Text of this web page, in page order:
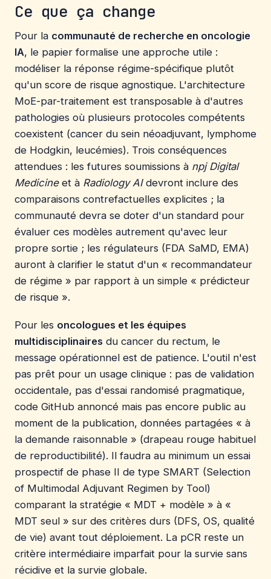
Ce que ça change
Pour la communauté de recherche en oncologie
IA, le papier formalise une approche utile :
modéliser la réponse régime-spécifique plutôt
qu'un score de risque agnostique. L'architecture
MoE-par-traitement est transposable à d'autres
pathologies où plusieurs protocoles compétents
coexistent (cancer du sein néoadjuvant, lymphome
de Hodgkin, leucémies). Trois conséquences
attendues : les futures soumissions à npj Digital
Medicineet à Radiology AIdevront inclure des
comparaisons contrefactuelles explicites ; la
communauté devra se doter d'un standard pour
évaluer ces modèles autrement qu'avec leur
propre sortie ; les régulateurs (FDA SaMD, EMA)
auront à clarifier le statut d'un « recommandateur
de régime » par rapport à un simple « prédicteur
de risque ».
Pour les oncologues et les équipes
multidisciplinaires du cancer du rectum, le
message opérationnel est de patience. L'outil n'est
pas prêt pour un usage clinique : pas de validation
occidentale, pas d'essai randomisé pragmatique,
code GitHub annoncé mais pas encore public au
moment de la publication, données partagées « à
la demande raisonnable » (drapeau rouge habituel
de reproductibilité). Il faudra au minimum un essai
prospectif de phase II de type SMART (Selection
of Multimodal Adjuvant Regimen by Tool)
comparant la stratégie « MDT + modèle » à «
MDT seul » sur des critères durs (DFS, OS, qualité
de vie) avant tout déploiement. La pCR reste un
critère intermédiaire imparfait pour la survie sans
récidive et la survie globale.